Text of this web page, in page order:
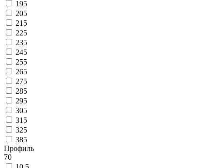
195
205
215
225
235
245
255
265
275
285
295
305
315
325
385
Профиль
70